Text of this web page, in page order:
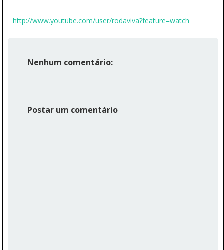
http://www.youtube.com/user/rodaviva?feature=watch
Nenhum comentário:
Postar um comentário